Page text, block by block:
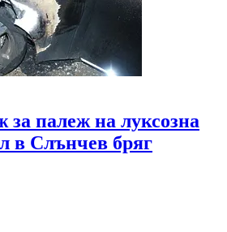
палеж на луксозна
в Слънчев бряг